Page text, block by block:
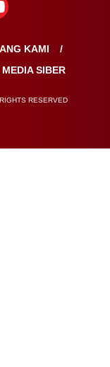
KAMI
SIBER
RESERVED